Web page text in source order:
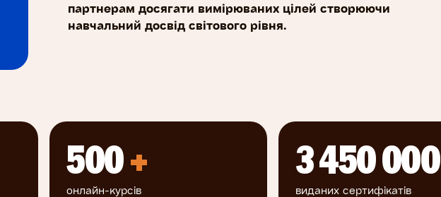
партнерам досягати вимірюваних цілей створюючи
навчальний досвід світового рівня.
500 +
онлайн-курсів
3 450 000
виданих сертифікатів